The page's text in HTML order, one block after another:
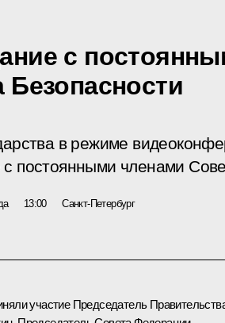
с
Безопасности
в режиме
постоянными членами
13:00 Санкт-Петербург
участие Председатель